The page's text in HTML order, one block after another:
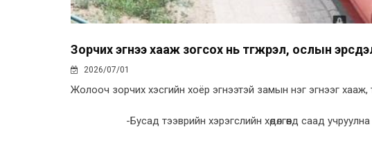
Зорчих эгнээ хааж зогсох нь түгжрэл, ослын
2026/07/01
Жолооч зорчих хэсгийн хоёр эгнээтэй замын нэг эгнээг
-Бусад тээврийн хэрэгслийн хөдөлгөөнд саад учруулна